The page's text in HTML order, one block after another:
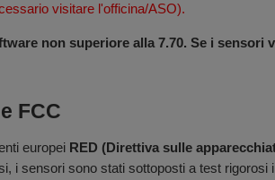
visitare l'officina/ASO).
non superiore alla 7.70. Se i sensori
FCC
europei RED (Direttiva sulle
i sensori sono stati sottoposti a test rigorosi